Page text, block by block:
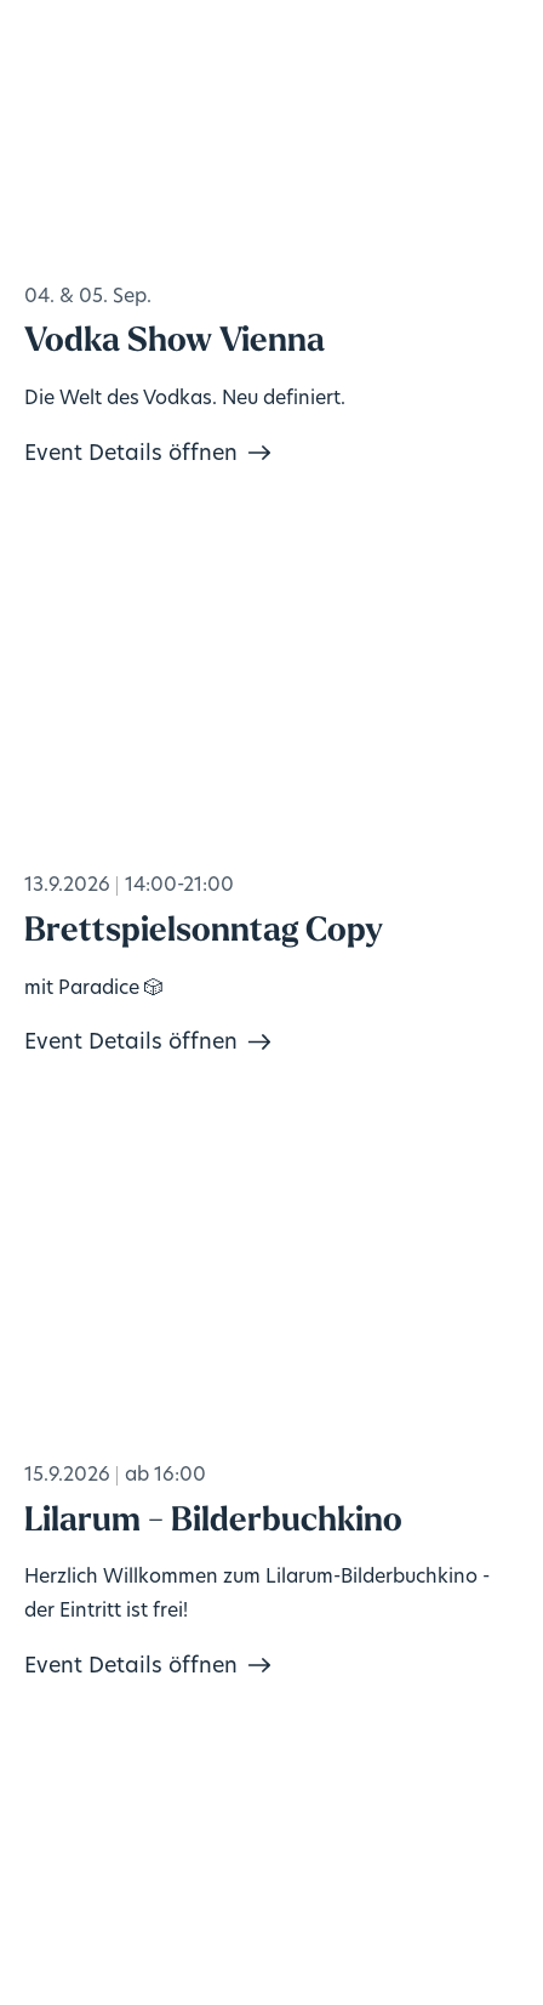
04. & 05. Sep.
Vodka Show Vienna
Die Welt des Vodkas. Neu definiert.
Event Details öffnen
13.9.2026 14:00-21:00
Brettspielsonntag Copy
mit Paradice 🎲
Event Details öffnen
15.9.2026 ab 16:00
Lilarum - Bilderbuchkino
Herzlich Willkommen zum Lilarum-Bilderbuchkino -
der Eintritt ist frei!
Event Details öffnen